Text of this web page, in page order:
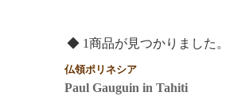
◆ 1商品が見つかりました。
仏領ポリネシア
Paul Gauguin in Tahiti